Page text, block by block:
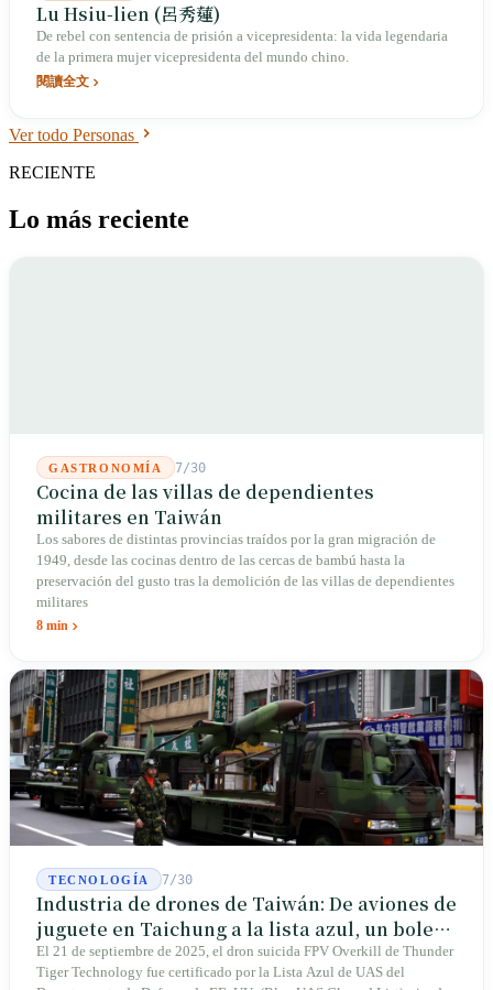
Lu Hsiu-lien (呂秀蓮)
De rebel con sentencia de prisión a vicepresidenta: la vida legendaria
de la primera mujer vicepresidenta del mundo chino.
閱讀全文
Ver todo Personas
RECIENTE
Lo más reciente
GASTRONOMÍA 7/30
Cocina de las villas de dependientes
militares en Taiwán
Los sabores de distintas provincias traídos por la gran migración de
1949, desde las cocinas dentro de las cercas de bambú hasta la
preservación del gusto tras la demolición de las villas de dependientes
militares
8 min
TECNOLOGÍA 7/30
Industria de drones de Taiwán: De aviones de
juguete en Taichung a la lista azul, un boleto
de entrada para Thunder Tiger
El 21 de septiembre de 2025, el dron suicida FPV Overkill de Thunder
Tiger Technology fue certificado por la Lista Azul de UAS del